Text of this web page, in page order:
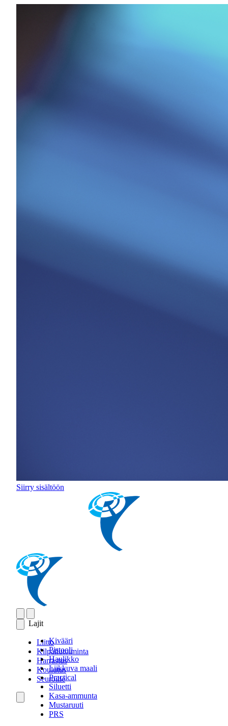
Siirry sisältöön
Lajit
Kivääri
Pistooli
Haulikko
Liikkuva maali
Practical
Siluetti
Kasa-ammunta
Mustaruuti
PRS
Liitto
Kilpailutoiminta
Harrastus
Koulutus
Seuroille